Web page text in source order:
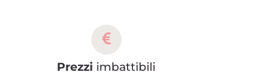
Prezzi imbattibili